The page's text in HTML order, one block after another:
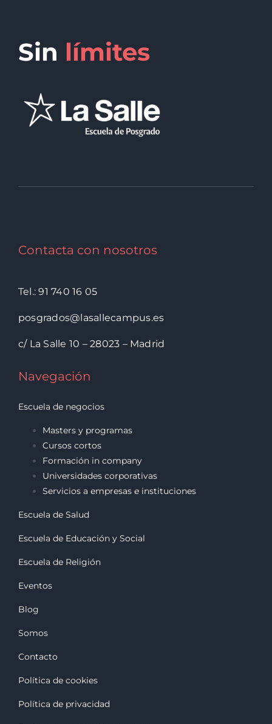
Sin límites
Contacta con nosotros
Tel.: 91 740 16 05
posgrados@lasallecampus.es
c/ La Salle 10 – 28023 – Madrid
Navegación
Escuela de negocios
Masters y programas
Cursos cortos
Formación in company
Universidades corporativas
Servicios a empresas e instituciones
Escuela de Salud
Escuela de Educación y Social
Escuela de Religión
Eventos
Blog
Somos
Contacto
Política de cookies
Política de privacidad